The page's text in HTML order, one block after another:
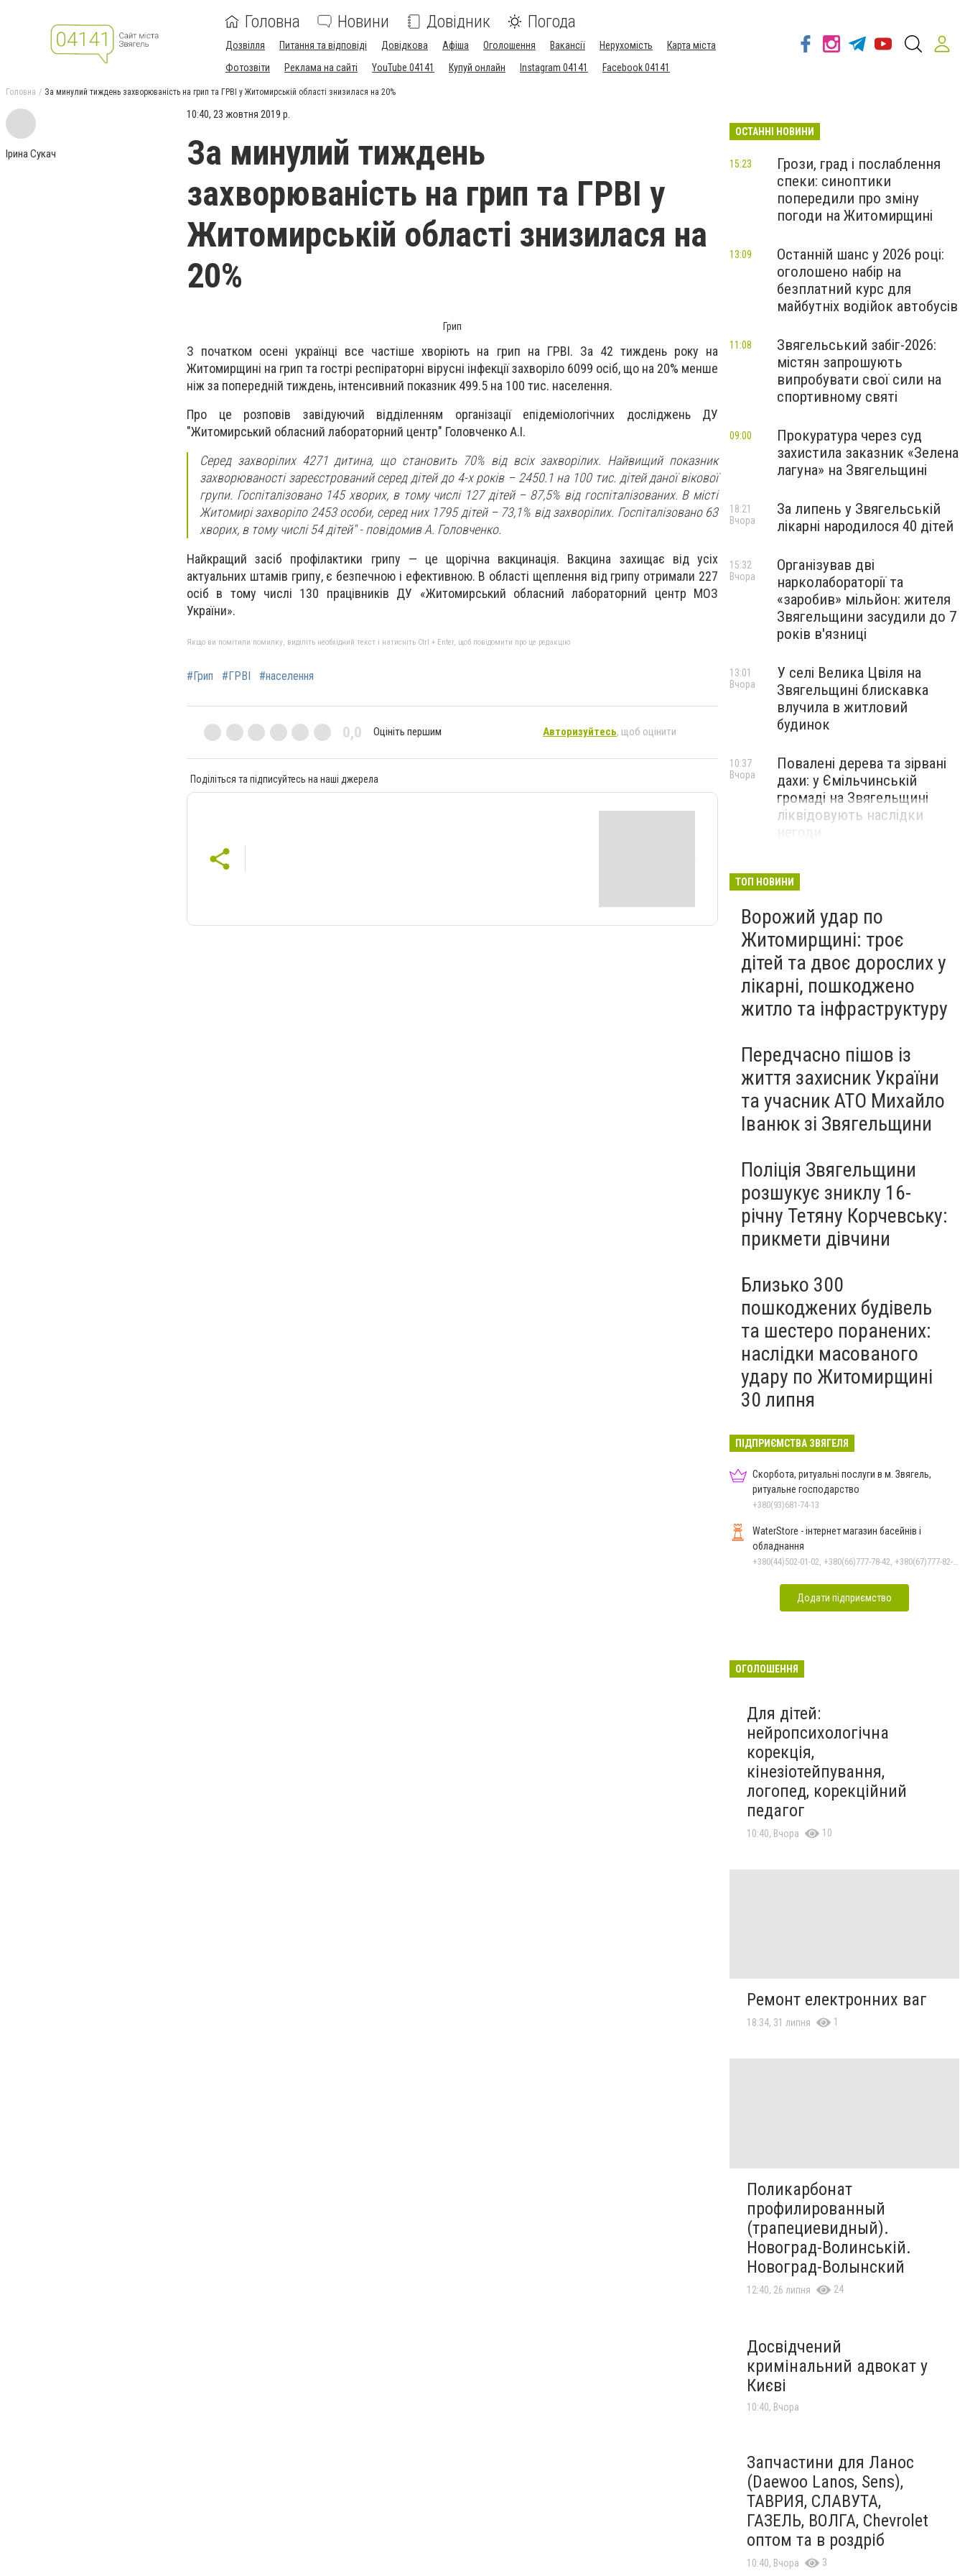
Головна Новини Довідник Погода
Дозвілля Питання та відповіді Довідкова Афіша Оголошення Вакансії Нерухомість
Карта міста
Фотозвіти
Реклама на сайті YouTube 04141 Купуй онлайн Instagram 04141 Facebook 04141
Головна За минулий тиждень захворюваність на грип та ГРВІ у Житомирській області знизилася на 20%
Ірина Сукач
10:40, 23 жовтня 2019 р.
За минулий тиждень
захворюваність на грип та ГРВІ у
Житомирській області знизилася на
20%
Грип
З початком осені українці все частіше хворіють на грип на ГРВІ. За 42 тиждень року на
Житомирщині на грип та гострі респіраторні вірусні інфекції захворіло 6099 осіб, що на 20% менше
ніж за попередній тиждень, інтенсивний показник 499.5 на 100 тис. населення.
Про це розповів завідуючий відділенням організації епідеміологічних досліджень ДУ
"Житомирський обласний лабораторний центр" Головченко А.І.
Серед захворілих 4271 дитина, що становить 70% від всіх захворілих. Найвищий показник
захворюваності зареєстрований серед дітей до 4-х років – 2450.1 на 100 тис. дітей даної вікової
групи. Госпіталізовано 145 хворих, в тому числі 127 дітей – 87,5% від госпіталізованих. В місті
Житомирі захворіло 2453 особи, серед них 1795 дітей – 73,1% від захворілих. Госпіталізовано 63
хворих, в тому числі 54 дітей" - повідомив А. Головченко.
Найкращий засіб профілактики грипу — це щорічна вакцинація. Вакцина захищає від усіх
актуальних штамів грипу, є безпечною і ефективною. В області щеплення від грипу отримали 227
осіб в тому числі 130 працівників ДУ «Житомирський обласний лабораторний центр МОЗ
України».
Якщо ви помітили помилку, виділіть необхідний текст і натисніть Ctrl + Enter, щоб повідомити про це редакцію
#Грип #ГРВІ #населення
0,0 Оцініть першим Авторизуйтесь, щоб оцінити
Поділіться та підписуйтесь на наші джерела
ОСТАННІ НОВИНИ
Грози, град і послаблення
спеки: синоптики
попередили про зміну
погоди на Житомирщині
15:23
Останній шанс у 2026 році:
оголошено набір на
безплатний курс для
майбутніх водійок автобусів
13:09
Звягельський забіг-2026:
містян запрошують
випробувати свої сили на
спортивному святі
11:08
Прокуратура через суд
захистила заказник «Зелена
лагуна» на Звягельщині
09:00
За липень у Звягельській
лікарні народилося 40 дітей
18:21
Вчора
Організував дві
нарколабораторії та
«заробив» мільйон: жителя
Звягельщини засудили до 7
років в'язниці
15:32
Вчора
У селі Велика Цвіля на
Звягельщині блискавка
влучила в житловий
будинок
13:01
Вчора
Повалені дерева та зірвані
дахи: у Ємільчинській
громаді на Звягельщині
ліквідовують наслідки
10:37
Вчора
ТОП НОВИНИ
Ворожий удар по
Житомирщині: троє
дітей та двоє дорослих у
лікарні, пошкоджено
житло та інфраструктуру
Передчасно пішов із
життя захисник України
та учасник АТО Михайло
Іванюк зі Звягельщини
Поліція Звягельщини
розшукує зниклу 16-
річну Тетяну Корчевську:
прикмети дівчини
Близько 300
пошкоджених будівель
та шестеро поранених:
наслідки масованого
удару по Житомирщині
30 липня
ПІДПРИЄМСТВА ЗВЯГЕЛЯ
Скорбота, ритуальні послуги в м. Звягель,
ритуальне господарство
+380(93)681-74-13
WaterStore - інтернет магазин басейнів і
обладнання
+380(44)502-01-02, +380(66)777-78-42, +380(67)777-82-19, +380(67)890-80-80, +380(73)890-80-80, +380(44)502-01-03
Додати підприємство
ОГОЛОШЕННЯ
Для дітей:
нейропсихологічна
корекція,
кінезіотейпування,
логопед, корекційний
педагог
10:40, Вчора 10
Ремонт електронних ваг
18:34, 31 липня 1
Поликарбонат
профилированный
(трапециевидный).
Новоград-Волинській.
Новоград-Волынский
12:40, 26 липня 24
Досвідчений
кримінальний адвокат у
Києві
10:40, Вчора
Запчастини для Ланос
(Daewoo Lanos, Sens),
ТАВРИЯ, СЛАВУТА,
ГАЗЕЛЬ, ВОЛГА, Chevrolet
оптом та в роздріб
10:40, Вчора 3